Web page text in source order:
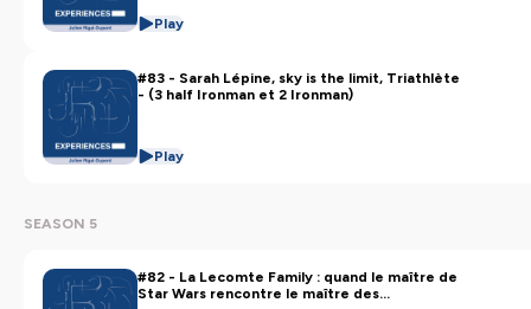
Play
#83 - Sarah Lépine, sky is the limit, Triathlète
- (3 half Ironman et 2 Ironman)
Play
SEASON 5
#82 - La Lecomte Family : quand le maître de
Star Wars rencontre le maître des